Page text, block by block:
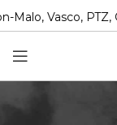
Vasco, PTZ,